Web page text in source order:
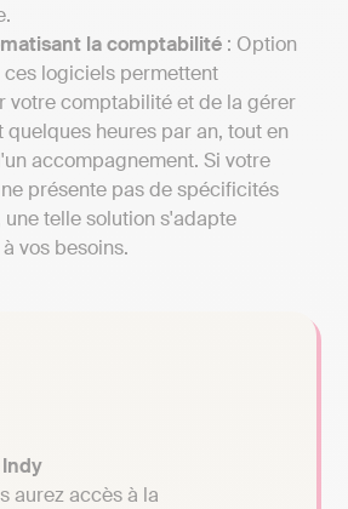
la comptabilité : Option
ces logiciels permettent
votre comptabilité et de la gérer
quelques heures par an, tout en
accompagnement. Si votre
présente pas de spécificités
telle solution s'adapte
vos besoins.
aurez accès à la